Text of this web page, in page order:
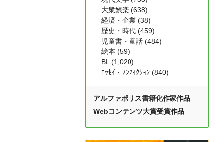
大衆娯楽 (638)
経済・企業 (38)
歴史・時代 (459)
児童書・童話 (484)
絵本 (59)
BL (1,020)
ｴｯｾｲ・ﾉﾝﾌｨｸｼｮﾝ (840)
アルファポリス書籍化作家作品
Webコンテンツ大賞受賞作品